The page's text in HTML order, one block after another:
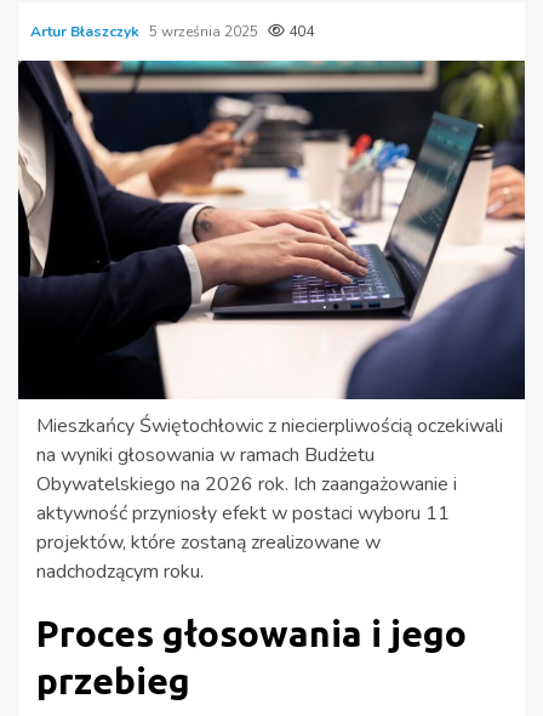
Artur Błaszczyk 5 września 2025 404
Mieszkańcy Świętochłowic z niecierpliwością oczekiwali
na wyniki głosowania w ramach Budżetu
Obywatelskiego na 2026 rok. Ich zaangażowanie i
aktywność przyniosły efekt w postaci wyboru 11
projektów, które zostaną zrealizowane w
nadchodzącym roku.
Proces głosowania i jego
przebieg